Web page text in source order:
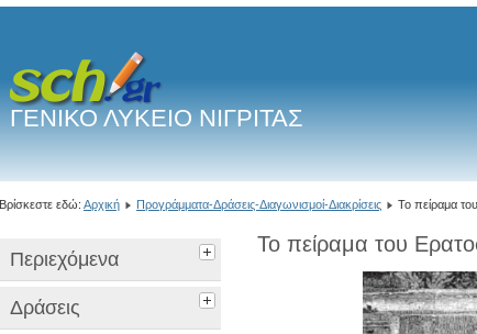
ΓΕΝΙΚΟ ΛΥΚΕΙΟ ΝΙΓΡΙΤΑΣ
Βρίσκεστε εδώ: Αρχική Προγράμματα-Δράσεις-Διαγωνισμοί-Διακρίσεις Το πείραμα
Περιεχόμενα
Δράσεις
Το πείραμα του